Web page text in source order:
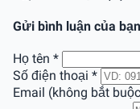
Gửi bình luận của bạn
Họ tên *
Số điện thoại *
Email (không bắt